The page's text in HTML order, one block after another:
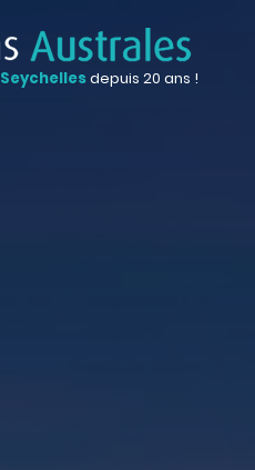
Seychellesdepuis 20 ans !